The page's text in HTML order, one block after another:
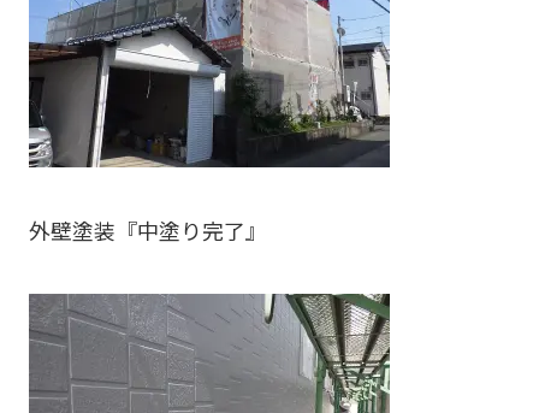
外壁塗装『中塗り完了』